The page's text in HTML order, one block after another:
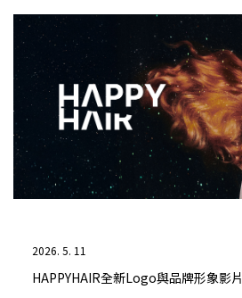
2026. 5. 11
HAPPYHAIR全新Logo與品牌形象影片